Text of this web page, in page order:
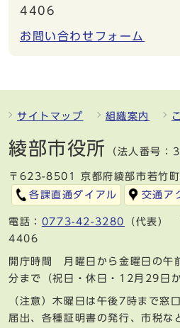
4406
お問い合わせフォーム
サイトマップ 組織案内
綾部市役所 （法人番号
〒623-8501 京都府綾部市若竹町
各課直通ダイアル
交通ア
電話： 0773-42-3280
（代表
4406
開庁時間 月曜日から金曜日の午
分まで（祝日・休日・12月29日
（注意）木曜日は午後7時まで窓
届出、各種証明書の発行、市税な